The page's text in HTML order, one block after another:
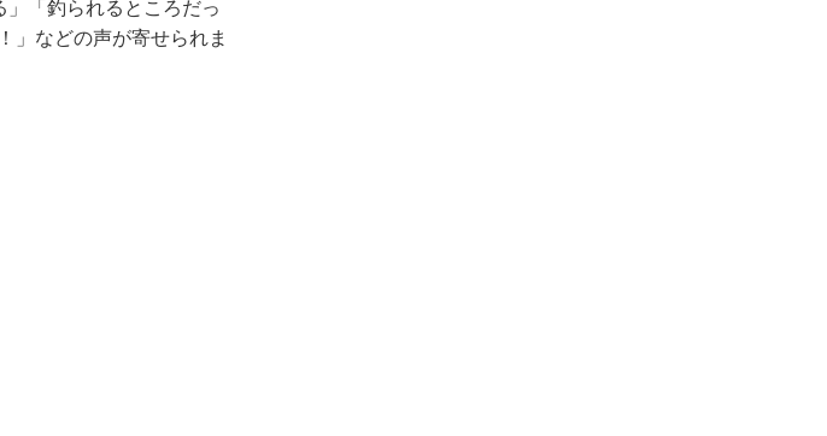
」「釣られるところだっ
」などの声が寄せられま